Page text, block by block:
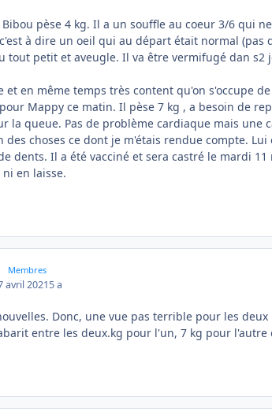
pèse 4 kg. Il a un souffle au coeur 3/6 qui
à dire un oeil qui au départ était normal (pas
tout petit et aveugle. Il va être vermifugé dan s2
et en même temps très content qu'on s'occupe
Mappy ce matin. Il pèse 7 kg , a besoin de
la queue. Pas de problème cardiaque mais
des choses ce dont je m'étais rendue compte.
dents. Il a été vacciné et sera castré le mardi
en laisse.
Membres
avril 20215 a
Donc, une vue pas terrible pour les
entre les deux.kg pour l'un, 7 kg pour l'autre